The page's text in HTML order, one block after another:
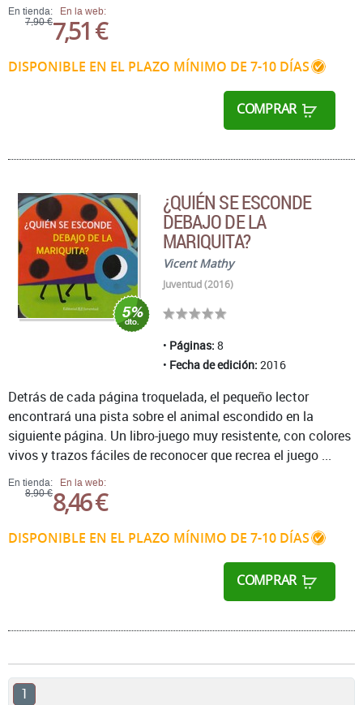
En tienda:
7,90 €
En la web:
7,51 €
DISPONIBLE EN EL PLAZO MÍNIMO DE 7-10 DÍAS
COMPRAR
¿QUIÉN SE ESCONDE
DEBAJO DE LA
MARIQUITA?
Vicent Mathy
Juventud (2016)
Páginas: 8
Fecha de edición: 2016
En tienda:
8,90 €
En la web:
8,46 €
DISPONIBLE EN EL PLAZO MÍNIMO DE 7-10 DÍAS
COMPRAR
Detrás de cada página troquelada, el pequeño lector
encontrará una pista sobre el animal escondido en la
siguiente página. Un libro-juego muy resistente, con colores
vivos y trazos fáciles de reconocer que recrea el juego ...
1